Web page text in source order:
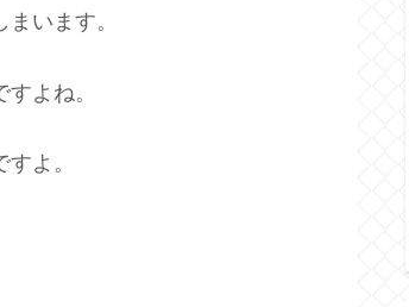
います。
よね。
よ。